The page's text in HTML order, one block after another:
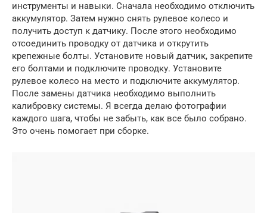
инструменты и навыки. Сначала необходимо отключить
аккумулятор. Затем нужно снять рулевое колесо и
получить доступ к датчику. После этого необходимо
отсоединить проводку от датчика и открутить
крепежные болты. Установите новый датчик, закрепите
его болтами и подключите проводку. Установите
рулевое колесо на место и подключите аккумулятор.
После замены датчика необходимо выполнить
калибровку системы. Я всегда делаю фотографии
каждого шага, чтобы не забыть, как все было собрано.
Это очень помогает при сборке.